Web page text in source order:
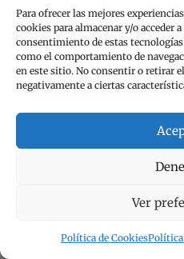
Para ofrecer las mejores
cookies para almacenar y/o
consentimiento de estas
como el comportamiento de
en este sitio. No consentir o retirar
negativamente a ciertas
Ver
Política de CookiesPolítica
40g liszt
3 tojás
1 tojás fehérje
250g görög
4 evökanál
cukrot.Tedd
Gyúrd össze jól
3. Nyújtsd ki a
tortaformába.
kibélelted.